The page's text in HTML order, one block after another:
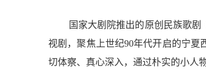
国家大剧院推出的原创民族歌
视剧，聚焦上世纪90年代开启的宁
切体察、真心深入，通过朴实的小人